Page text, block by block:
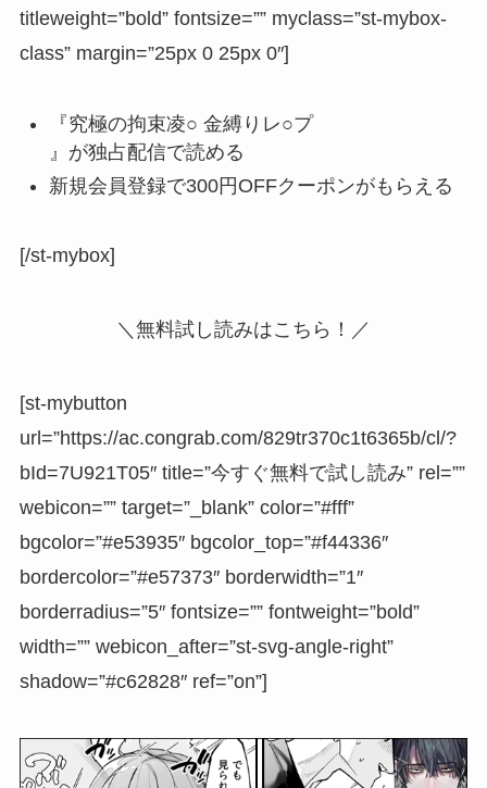
titleweight=”bold” fontsize=”” myclass=”st-mybox-
class” margin=”25px 0 25px 0″]
『究極の拘束凌○ 金縛りレ○プ
』が独占配信で読める
新規会員登録で300円OFFクーポンがもらえる
[/st-mybox]
＼無料試し読みはこちら！／
[st-mybutton
url=”https://ac.congrab.com/829tr370c1t6365b/cl/?
bId=7U921T05″ title=”今すぐ無料で試し読み” rel=””
webicon=”” target=”_blank” color=”#fff”
bgcolor=”#e53935″ bgcolor_top=”#f44336″
bordercolor=”#e57373″ borderwidth=”1″
borderradius=”5″ fontsize=”” fontweight=”bold”
width=”” webicon_after=”st-svg-angle-right”
shadow=”#c62828″ ref=”on”]